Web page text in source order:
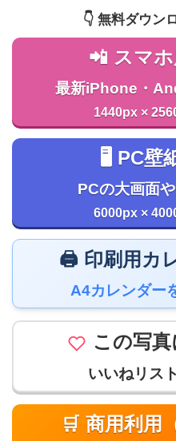
👇️ 無料ダウン
📲 スマホ
最新iPhone・
1440px ×
🖥️ PC壁
PCの大画面
6000px ×
🖨️ 印刷用カ
A4カレンダー
この写
いいねリス
🛒 商用利用